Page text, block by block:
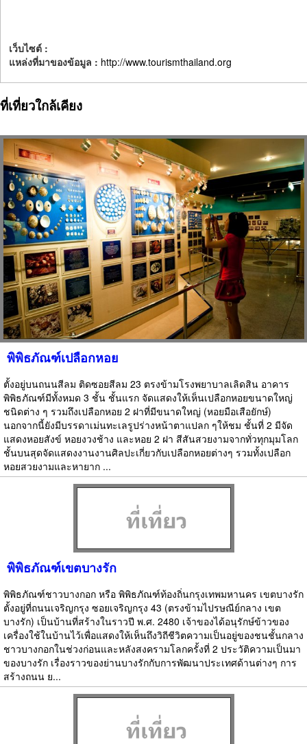
เว็บไซต์ :
แหล่งที่มาของข้อมูล : http://www.tourismthailand.org
ที่เที่ยวใกล้เคียง
พิพิธภัณฑ์เปลือกหอย
ตั้งอยู่บนถนนสีลม ติดซอยสีลม 23 ตรงข้ามโรงพยาบาลเลิดสิน อาคาร
พิพิธภัณฑ์มีทั้งหมด 3 ชั้น ชั้นแรก จัดแสดงให้เห็นเปลือกหอยขนาดใหญ่
ชนิดต่าง ๆ รวมถึงเปลือกหอย 2 ฝาที่มีขนาดใหญ่ (หอยมือเสือยักษ์)
นอกจากนี้ยังมีบรรดาเม่นทะเลรูปร่างหน้าตาแปลก ๆให้ชม ชั้นที่ 2 มีจัด
แสดงหอยสังข์ หอยงวงช้าง และหอย 2 ฝา สีสันสวยงามจากทั่วทุกมุมโลก
ชั้นบนสุดจัดแสดงงานงานศิลปะเกี่ยวกับเปลือกหอยต่างๆ รวมทั้งเปลือก
หอยสวยงามและหายาก ...
พิพิธภัณฑ์เขตบางรัก
พิพิธภัณฑ์ชาวบางกอก หรือ พิพิธภัณฑ์ท้องถิ่นกรุงเทพมหานคร เขตบางรัก
ตั้งอยู่ที่ถนนเจริญกรุง ซอยเจริญกรุง 43 (ตรงข้ามไปรษณีย์กลาง เขต
บางรัก) เป็นบ้านที่สร้างในราวปี พ.ศ. 2480 เจ้าของได้อนุรักษ์ข้าวของ
เครื่องใช้ในบ้านไว้เพื่อแสดงให้เห็นถึงวิถีชีวิตความเป็นอยู่ของชนชั้นกลาง
ชาวบางกอกในช่วงก่อนและหลังสงครามโลกครั้งที่ 2 ประวัติความเป็นมา
ของบางรัก เรื่องราวของย่านบางรักกับการพัฒนาประเทศด้านต่างๆ การ
สร้างถนน ย...